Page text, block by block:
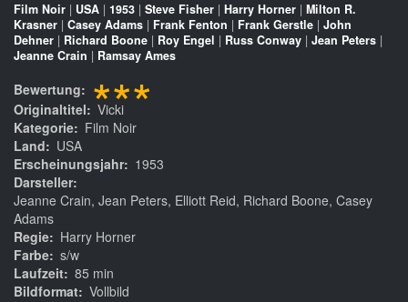
Film Noir | USA | 1953 | Steve Fisher | Harry Horner | Milton R.
Krasner | Casey Adams | Frank Fenton | Frank Gerstle | John
Dehner | Richard Boone | Roy Engel | Russ Conway | Jean Peters |
Jeanne Crain | Ramsay Ames
Bewertung ***
Originaltitel
Vicki
Kategorie
Film Noir
Land
USA
Erscheinungsjahr
1953
Darsteller
Jeanne Crain, Jean Peters, Elliott Reid, Richard Boone, Casey
Adams
Regie
Harry Horner
Farbe s/w
Laufzeit 85 min
Bildformat Vollbild